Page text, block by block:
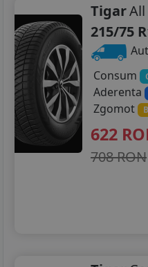
Tigar
215/75
Consum
Aderenta
Zgomot B
622
708 RON